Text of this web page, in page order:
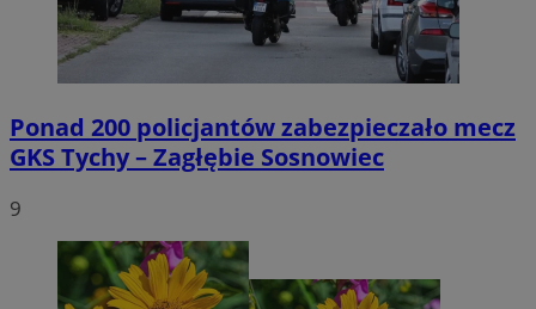
Ponad 200 policjantów zabezpieczało mecz
GKS Tychy – Zagłębie Sosnowiec
9